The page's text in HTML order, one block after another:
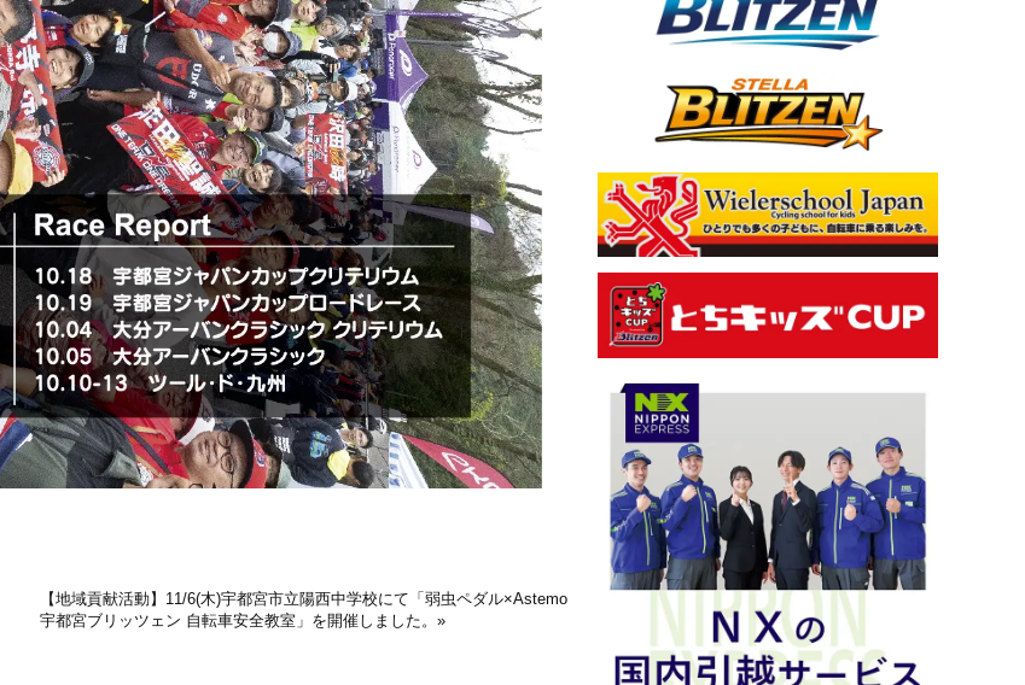
【地域貢献活動】11/6(木)宇都宮市立陽西中学校にて「弱虫ペダル×Astemo
宇都宮ブリッツェン 自転車安全教室」を開催しました。 »